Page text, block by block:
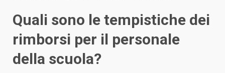
Quali sono le tempistiche dei
rimborsi per il personale
della scuola?